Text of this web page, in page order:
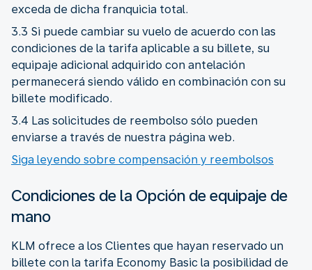
exceda de dicha franquicia total.
3.3 Si puede cambiar su vuelo de acuerdo con las
condiciones de la tarifa aplicable a su billete, su
equipaje adicional adquirido con antelación
permanecerá siendo válido en combinación con su
billete modificado.
3.4 Las solicitudes de reembolso sólo pueden
enviarse a través de nuestra página web.
Siga leyendo sobre compensación y reembolsos
Condiciones de la Opción de equipaje de
mano
KLM ofrece a los Clientes que hayan reservado un
billete con la tarifa Economy Basic la posibilidad de